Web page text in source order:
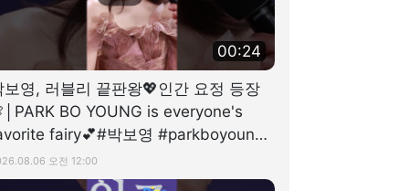
00:24
보영, 러블리 끝판왕💖인간 요정 등장
BO YOUNG is everyone's
fairy💕#박보영 #parkboyoung
스패치 #dispatch
오전 12:00